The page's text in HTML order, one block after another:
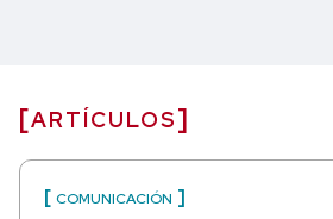
ARTÍCULOS
COMUNICACIÓN